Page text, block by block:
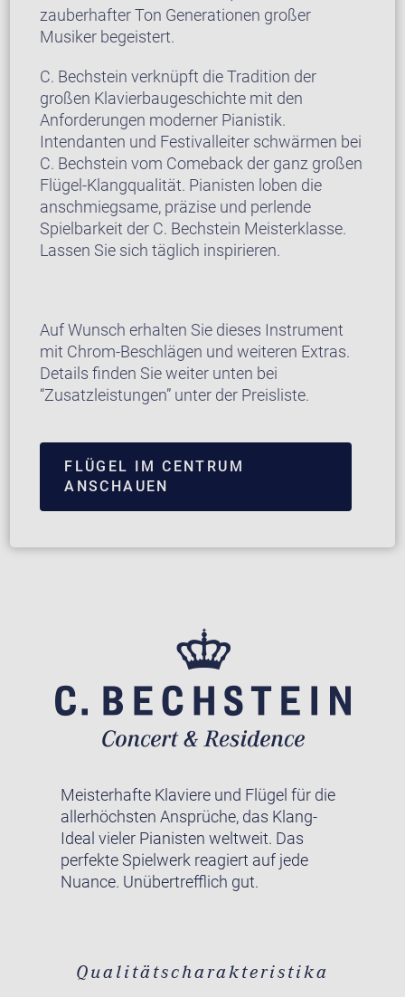
zauberhafter Ton Generationen großer
Musiker begeistert.
C. Bechstein verknüpft die Tradition der
großen Klavierbaugeschichte mit den
Anforderungen moderner Pianistik.
Intendanten und Festivalleiter schwärmen bei
C. Bechstein vom Comeback der ganz großen
Flügel-Klangqualität. Pianisten loben die
anschmiegsame, präzise und perlende
Spielbarkeit der C. Bechstein Meisterklasse.
Lassen Sie sich täglich inspirieren.
Auf Wunsch erhalten Sie dieses Instrument
mit Chrom-Beschlägen und weiteren Extras.
Details finden Sie weiter unten bei
“Zusatzleistungen” unter der Preisliste.
FLÜGEL IM CENTRUM
ANSCHAUEN
Meisterhafte Klaviere und Flügel für die
allerhöchsten Ansprüche, das Klang-
Ideal vieler Pianisten weltweit. Das
perfekte Spielwerk reagiert auf jede
Nuance. Unübertrefflich gut.
Qualitätscharakteristika